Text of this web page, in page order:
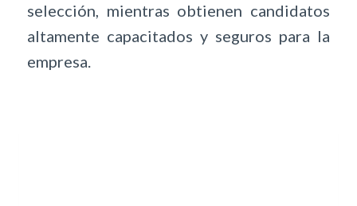
selección, mientras obtienen candidatos
altamente capacitados y seguros para la
empresa.